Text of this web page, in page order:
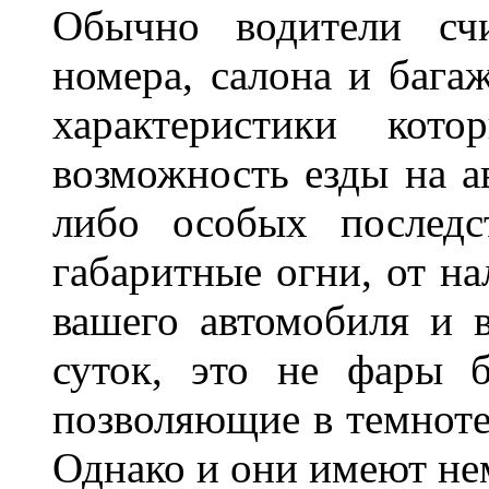
Обычно водители
номера, салона и
характеристики
возможность езды на
либо особых
габаритные огни, от
вашего автомобиля и
суток, это не фары
позволяющие в
Однако и они имеют